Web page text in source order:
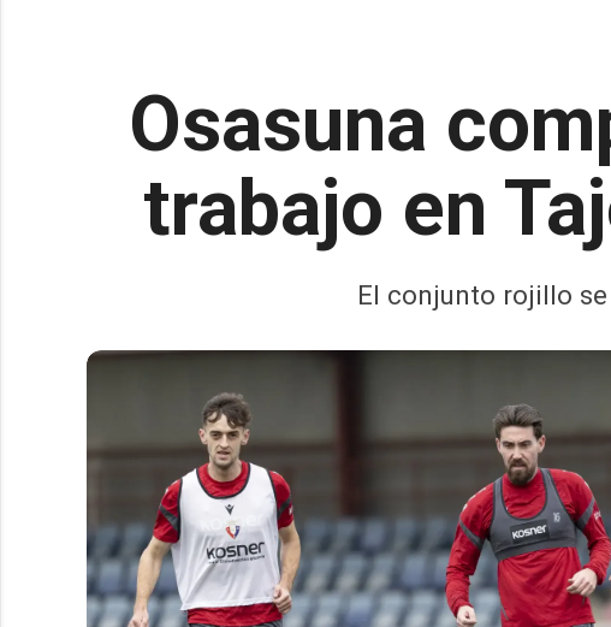
Osasuna
trabajo en
El conjunto rojillo